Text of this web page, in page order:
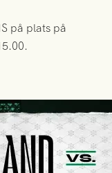
på plats på